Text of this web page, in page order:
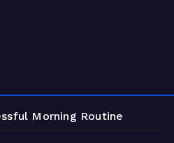
Morning Routine